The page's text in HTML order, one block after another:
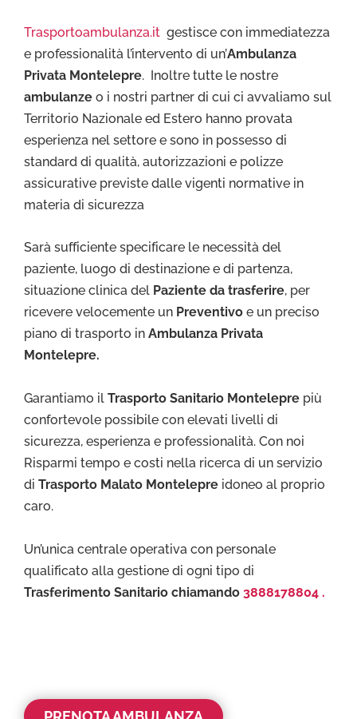
Trasportoambulanza.it gestisce con immediatezza
e professionalità l’intervento di un’Ambulanza
Privata Montelepre. Inoltre tutte le nostre
ambulanze o i nostri partner di cui ci avvaliamo sul
Territorio Nazionale ed Estero hanno provata
esperienza nel settore e sono in possesso di
standard di qualità, autorizzazioni e polizze
assicurative previste dalle vigenti normative in
materia di sicurezza
Sarà sufficiente specificare le necessità del
paziente, luogo di destinazione e di partenza,
situazione clinica del Paziente da trasferire, per
ricevere velocemente un Preventivo e un preciso
piano di trasporto in Ambulanza Privata
Montelepre.
Garantiamo il Trasporto Sanitario Montelepre più
confortevole possibile con elevati livelli di
sicurezza, esperienza e professionalità. Con noi
Risparmi tempo e costi nella ricerca di un servizio
di Trasporto Malato Montelepre idoneo al proprio
caro.
Un’unica centrale operativa con personale
qualificato alla gestione di ogni tipo di
Trasferimento Sanitario chiamando 3888178804 .